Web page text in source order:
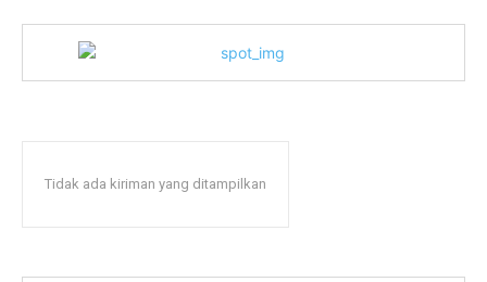
Tidak ada kiriman yang ditampilkan